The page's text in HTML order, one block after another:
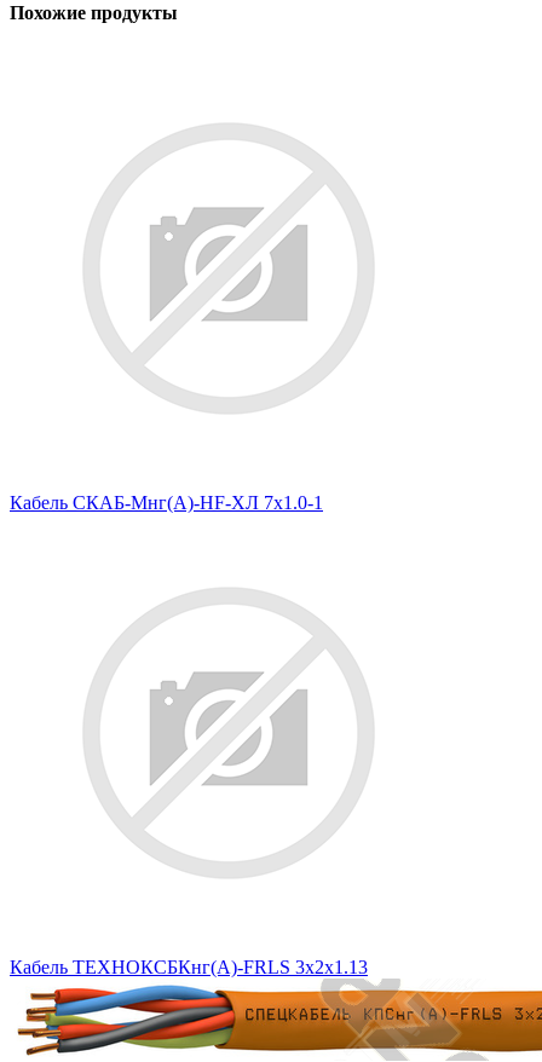
Похожие продукты
Кабель СКАБ-Мнг(А)-HF-ХЛ 7х1.0-1
Кабель ТЕХНОКСБКнг(A)-FRLS 3x2x1.13